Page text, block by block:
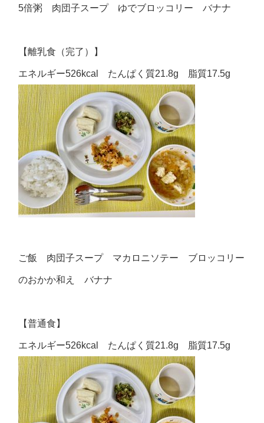
5倍粥 肉団子スープ ゆでブロッコリー バナナ
【離乳食（完了）】
エネルギー526kcal たんぱく質21.8g 脂質17.5g
ご飯 肉団子スープ マカロニソテー ブロッコリー
のおかか和え バナナ
【普通食】
エネルギー526kcal たんぱく質21.8g 脂質17.5g